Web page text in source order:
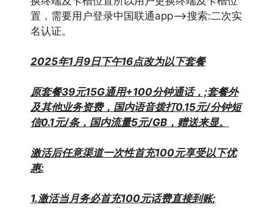
置，需要用户登录中国联通app–>搜索:二次实
名认证。
2025年1月9日下午16点改为以下套餐
原套餐39元15G通用+100分钟通话，;套餐外
及其他业务资费，国内语音拨打0.15元/分钟短
信0.1元/条，国内流量5元/GB，赠送来显。
激活后任意渠道一次性首充100元享受以下优
惠:
1.激活当月务必首充100元话费直接到账;